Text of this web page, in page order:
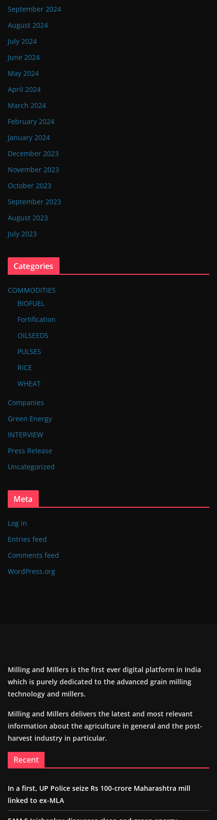
September 2024
August 2024
July 2024
June 2024
May 2024
April 2024
March 2024
February 2024
January 2024
December 2023
November 2023
October 2023
September 2023
August 2023
July 2023
Categories
COMMODITIES
BIOFUEL
Fortification
OILSEEDS
PULSES
RICE
WHEAT
Companies
Green Energy
INTERVIEW
Press Release
Uncategorized
Meta
Log in
Entries feed
Comments feed
WordPress.org
Milling and Millers is the first ever digital platform in India
which is purely dedicated to the advanced grain milling
technology and millers.
Milling and Millers delivers the latest and most relevant
information about the agriculture in general and the post-
harvest industry in particular.
Recent
In a first, UP Police seize Rs 100-crore Maharashtra mill
linked to ex-MLA